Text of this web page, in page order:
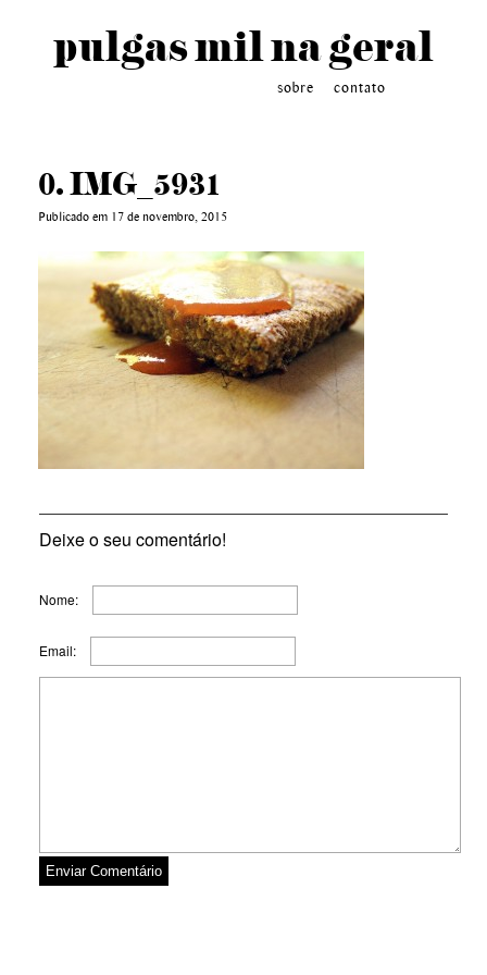
pulgas mil na geral
contato
sobre
0. IMG_5931
Publicado em 17 de novembro, 2015
Deixe o seu comentário!
Nome:
Email: